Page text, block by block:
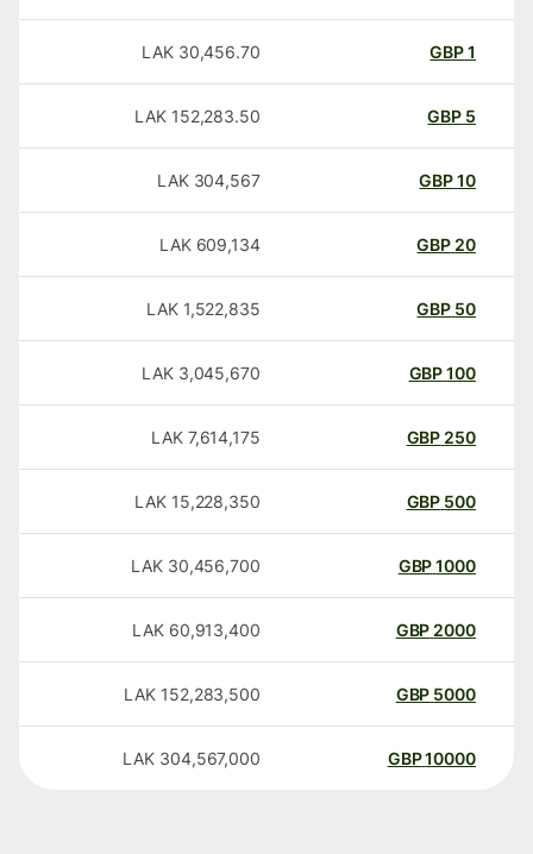
GBP
30,456.70
LAK
GBP
152,283.50
LAK
GBP
304,567
LAK
20
GBP
609,134
LAK
50
GBP
1,522,835
LAK
100
GBP
3,045,670
LAK
250
GBP
7,614,175
LAK
500
GBP
15,228,350
LAK
1000
GBP
30,456,700
LAK
2000
GBP
60,913,400
LAK
5000
GBP
152,283,500
LAK
10000
GBP
304,567,000
LAK